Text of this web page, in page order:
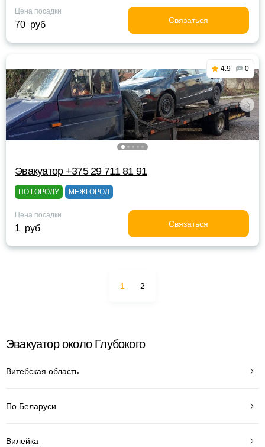
Цена посадки
70 руб Связаться
4.9 0
Эвакуатор +375 29 711 81 91
ПО ГОРОДУ МЕЖГОРОД
Цена посадки
1 руб Связаться
1 2
Эвакуатор около Глубокого
Витебская область
По Беларуси
Вилейка